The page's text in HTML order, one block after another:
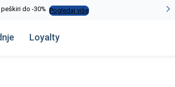
La Plage peškiri do -30% Pogledaj više
Loyalty